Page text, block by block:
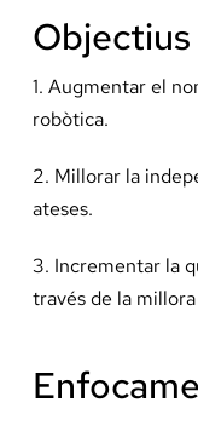
Objectius
1. Augmentar el
robòtica.
2. Millorar la
ateses.
3. Incrementar la
través de la